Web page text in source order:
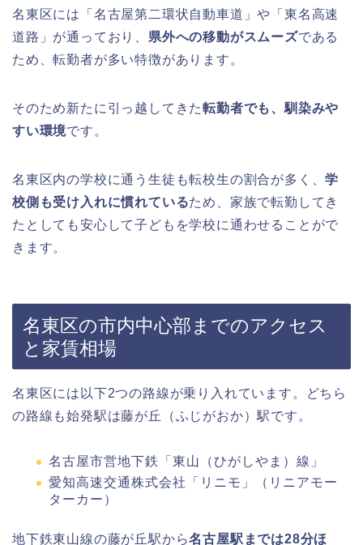
名東区には「 名古屋第二環状自動車道」や「東名高速
道路」 が通っており、 県外への移動がスムーズである
ため、転勤者が多い特徴があります。
そのため新たに引っ越してきた転勤者でも、馴染みや
すい環境です。
名東区内の学校に通う生徒も転校生の割合が多く、学
校側も受け入れに慣れているため、家族で転勤してき
たとしても安心して子どもを学校に通わせることがで
きます。
名東区の市内中心部までのアクセス
と家賃相場
名東区には以下2つの路線が乗り入れています。どちら
の路線も始発駅は藤が丘（ふじがおか）駅です。
名古屋市営地下鉄「東山（ひがしやま）線」
愛知高速交通株式会社「リニモ」（リニアモー
ターカー）
地下鉄東山線の藤が丘駅から名古屋駅までは28分ほ